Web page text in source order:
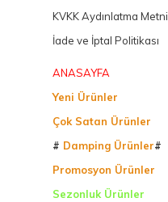
KVKK Aydınlatma Metni
İade ve İptal Politikası
ANASAYFA
Yeni Ürünler
Çok Satan Ürünler
# Damping Ürünler#
Promosyon Ürünler
Sezonluk Ürünler